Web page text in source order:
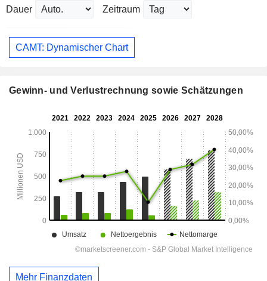
Dauer Zeitraum
CAMT: Dynamischer Chart
Gewinn- und Verlustrechnung sowie Schätzungen
Mehr Finanzdaten